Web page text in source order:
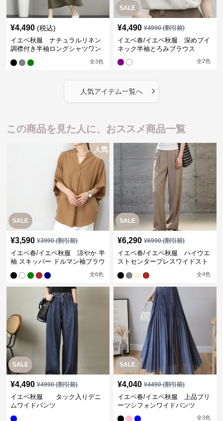
¥4,490 (税込)
イエベ秋服 ナチュラルリネン
調襟付き半袖ロングシャツワン
全3色
SALE
¥4,490 ¥4990(割引前)
イエベ春/イエベ秋服 深めブイ
ネック半袖とろみブラウス
全2色
人気アイテム一覧へ ›
この商品を見た人に、おススメ商品一覧
SALE
人気
¥3,590 ¥3990(割引前)
イエベ春/イエベ秋服 涼やか 半
袖 スキッパー ドルマン袖ブラウ
全6色
SALE
¥6,290 ¥6990(割引前)
イエベ春/イエベ秋服 ハイウエ
ストセンタープレスワイドスト
全4色
SALE
¥4,490 ¥4990(割引前)
イエベ秋服 タック入りデニ
ムワイドパンツ
SALE
¥4,040 ¥4490(割引前)
イエベ春/イエベ秋服 上品プリ
ーツシフォンワイドパンツ
全3色